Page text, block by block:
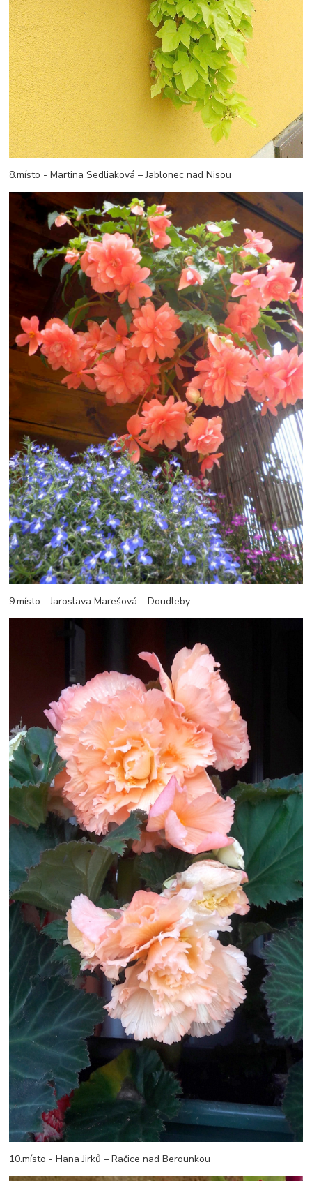
8.místo - Martina Sedliaková – Jablonec nad Nisou
9.místo - Jaroslava Marešová – Doudleby
10.místo - Hana Jirků – Račice nad Berounkou